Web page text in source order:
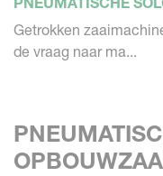
Getrokken
de vraag naar ma...